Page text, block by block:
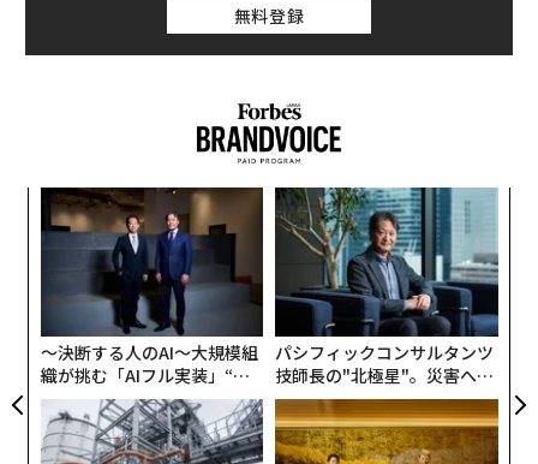
無料登録
〜決断する人のAI〜大規模組
織が挑む「AIフル実装」“使
う”企業から“動く”企業へ【N
TTドコモビジネス×PwC】
パシフィックコンサルタンツ
技師長の"北極星"。災害への
無力感を乗り越え見つけた、
防災一筋20年の答え